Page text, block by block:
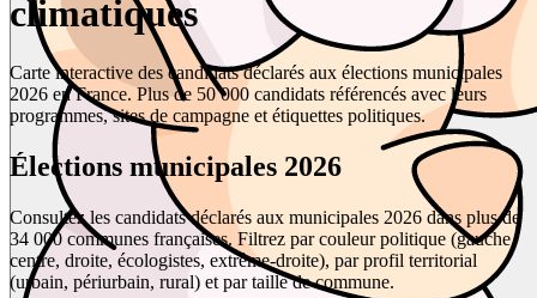
climatiques
Carte interactive des candidats déclarés aux élections municipales
2026 en France. Plus de 50 000 candidats référencés avec leurs
programmes, sites de campagne et étiquettes politiques.
Élections municipales 2026
Consultez les candidats déclarés aux municipales 2026 dans plus de
34 000 communes françaises. Filtrez par couleur politique (gauche,
centre, droite, écologistes, extrême-droite), par profil territorial
(urbain, périurbain, rural) et par taille de commune.